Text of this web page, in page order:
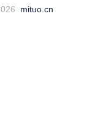
mituo.cn